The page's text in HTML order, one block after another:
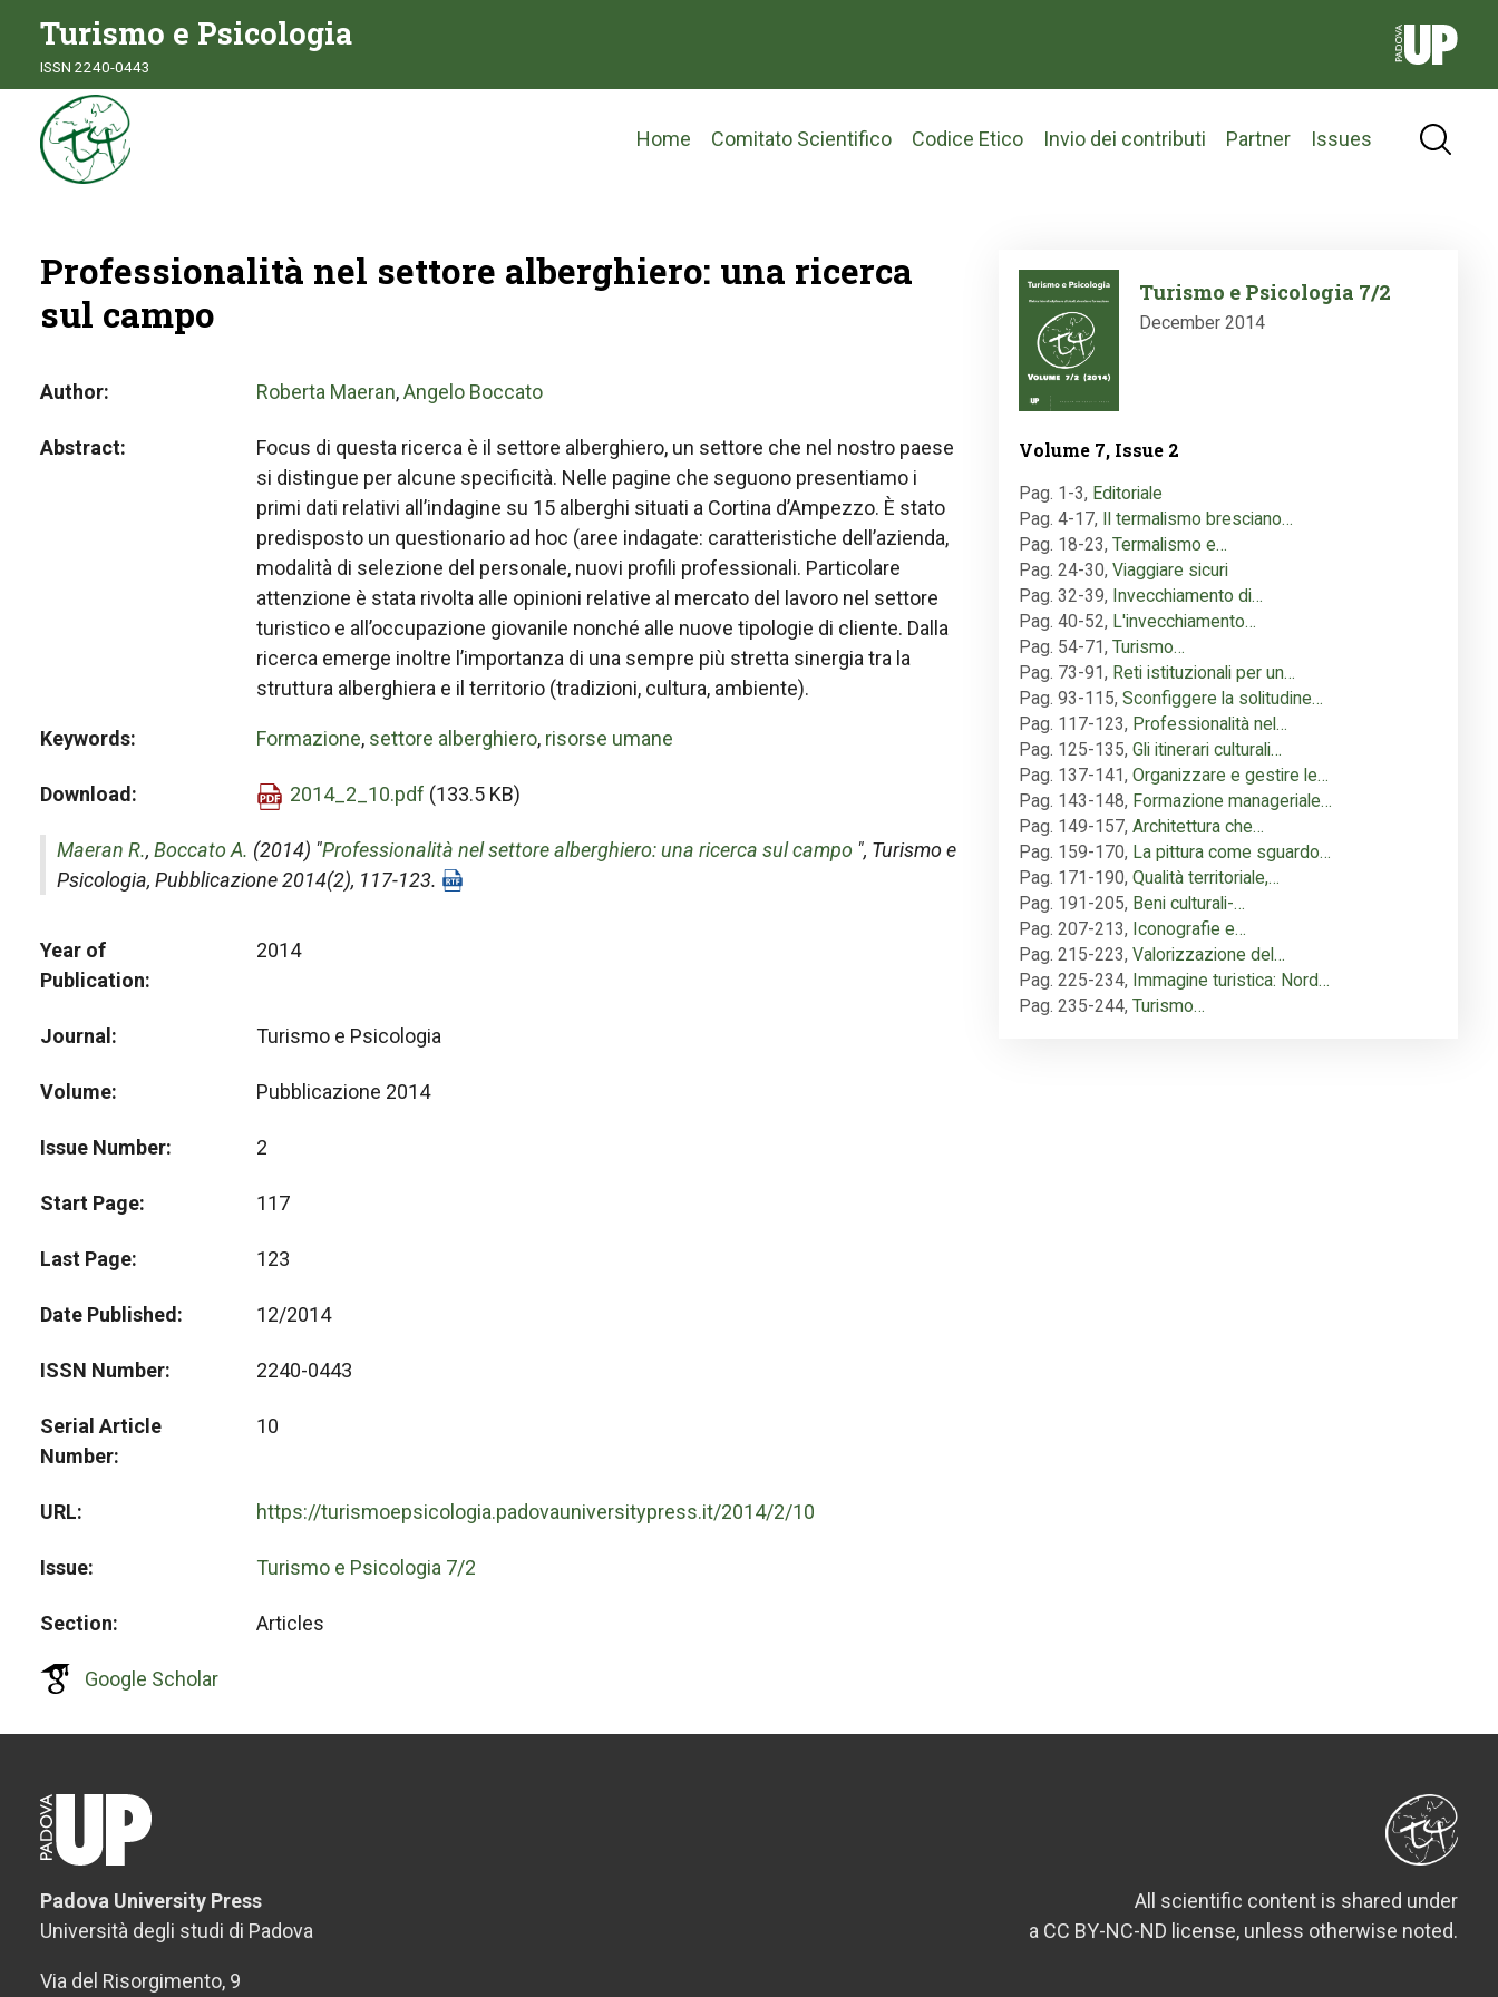
Turismo e Psicologia
ISSN 2240-0443
Main
Home Comitato Scientifico Codice Etico Invio dei contributi Partner Issues
Professionalità nel settore alberghiero: una ricerca
sul campo
Author Roberta Maeran,Angelo Boccato
Abstract
Focus di questa ricerca è il settore alberghiero, un settore che nel nostro paese
si distingue per alcune specificità. Nelle pagine che seguono presentiamo i
primi dati relativi all’indagine su 15 alberghi situati a Cortina d’Ampezzo. È stato
predisposto un questionario ad hoc (aree indagate: caratteristiche dell’azienda,
modalità di selezione del personale, nuovi profili professionali. Particolare
attenzione è stata rivolta alle opinioni relative al mercato del lavoro nel settore
turistico e all’occupazione giovanile nonché alle nuove tipologie di cliente. Dalla
ricerca emerge inoltre l’importanza di una sempre più stretta sinergia tra la
struttura alberghiera e il territorio (tradizioni, cultura, ambiente).
Keywords Formazione, settore alberghiero, risorse umane
Download 2014_2_10.pdf (133.5 KB)
Maeran R., Boccato A. (2014) "Professionalità nel settore alberghiero: una ricerca sul campo ", Turismo e
Psicologia, Pubblicazione 2014(2), 117-123.
Year of
Publication
2014
Journal Turismo e Psicologia
Volume Pubblicazione 2014
Issue Number 2
Start Page 117
Last Page 123
Date Published 12/2014
ISSN Number 2240-0443
Serial Article
Number
10
URL https://turismoepsicologia.padovauniversitypress.it/2014/2/10
Issue Turismo e Psicologia 7/2
Section Articles
Google Scholar
Image
Turismo e Psicologia 7/2
December 2014
Volume 7, Issue 2
Pag. 1-3, Editoriale
Pag. 4-17,
Il termalismo bresciano…
Pag. 18-23, Termalismo e…
Pag. 24-30, Viaggiare sicuri
Pag. 32-39, Invecchiamento di…
Pag. 40-52, L'invecchiamento…
Pag. 54-71, Turismo…
Pag. 73-91, Reti istituzionali per un…
Pag. 93-115, Sconfiggere la solitudine…
Pag. 117-123, Professionalità nel…
Pag. 125-135, Gli itinerari culturali…
Pag. 137-141, Organizzare e gestire le…
Pag. 143-148, Formazione manageriale…
Pag. 149-157, Architettura che…
Pag. 159-170, La pittura come sguardo…
Pag. 171-190, Qualità territoriale,…
Pag. 191-205, Beni culturali-…
Pag. 207-213, Iconografie e…
Pag. 215-223, Valorizzazione del…
Pag. 225-234, Immagine turistica: Nord…
Pag. 235-244, Turismo…
Padova University Press
Università degli studi di Padova
Via del Risorgimento, 9
All scientific content is shared under
a CC BY-NC-ND license, unless otherwise noted.